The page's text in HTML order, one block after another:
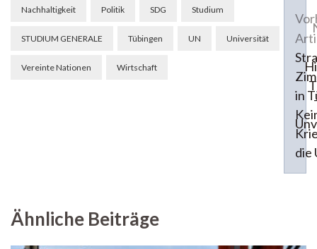
Nachhaltigkeit Politik SDG Studium
STUDIUM GENERALE Tübingen UN Universität
Vereinte Nationen Wirtschaft
Beitragsnavigation
in
die
Ähnliche Beiträge